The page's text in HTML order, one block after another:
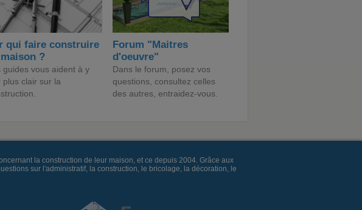
qui faire construire
?
guides vous aident à y
plus clair sur la
Forum "Maitres
d'oeuvre"
Dans le forum, posez vos
questions, consultez celles
des autres, entraidez-vous.
la construction de leur maison, et ce depuis 2004. Grâce aux
sur l'administratif, la construction, le bricolage, la décoration, le